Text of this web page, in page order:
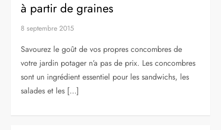
à partir de graines
8 septembre 2015
Savourez le goût de vos propres concombres de
votre jardin potager n’a pas de prix. Les concombres
sont un ingrédient essentiel pour les sandwichs, les
salades et les […]